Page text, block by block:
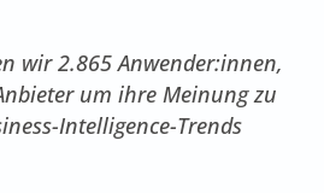
wir 2.865 Anwender:innen,
um ihre Meinung zu
Intelligence-Trends